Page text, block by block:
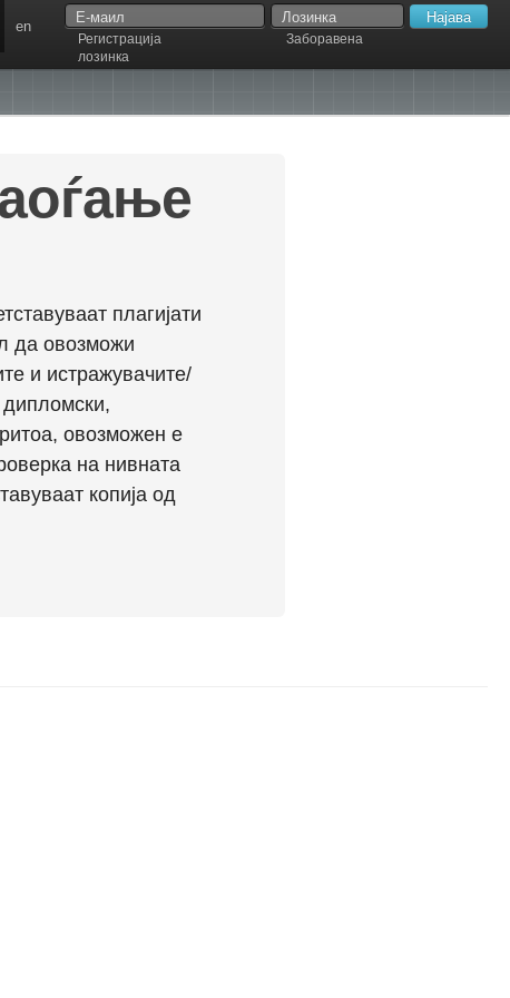
Регистрација
Заборавена
лозинка
en
плагијати
да овозможи
и истражувачите/
овозможен е
на нивната
копија од